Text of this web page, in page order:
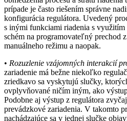
prípade je často riešením správne
konfigurácia regulátora. Uvedený
s inými funkciami riadenia s ­využitím
schém na programovateľný prechod
manuálneho režimu a naopak.
• Rozuzlenie vzájomných interakcií
zariadenie má bežne niekoľko
zriedkavo sa vyskytujú slučky,
ovplyvňované ničím iným, ako
Podobne aj výstup z regulátora
prevádzkové ­zariadenia. V takomto
nachádzajúce sa v jednej slučke